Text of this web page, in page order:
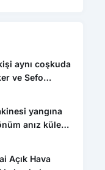
aynı coşkuda
ve Sefo
yangına
anız küle
Açık Hava